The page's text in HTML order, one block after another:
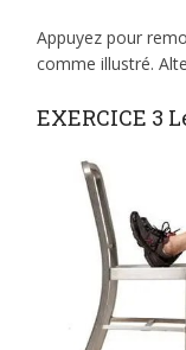
Appuyez pour
comme illustré.
EXERCICE 3